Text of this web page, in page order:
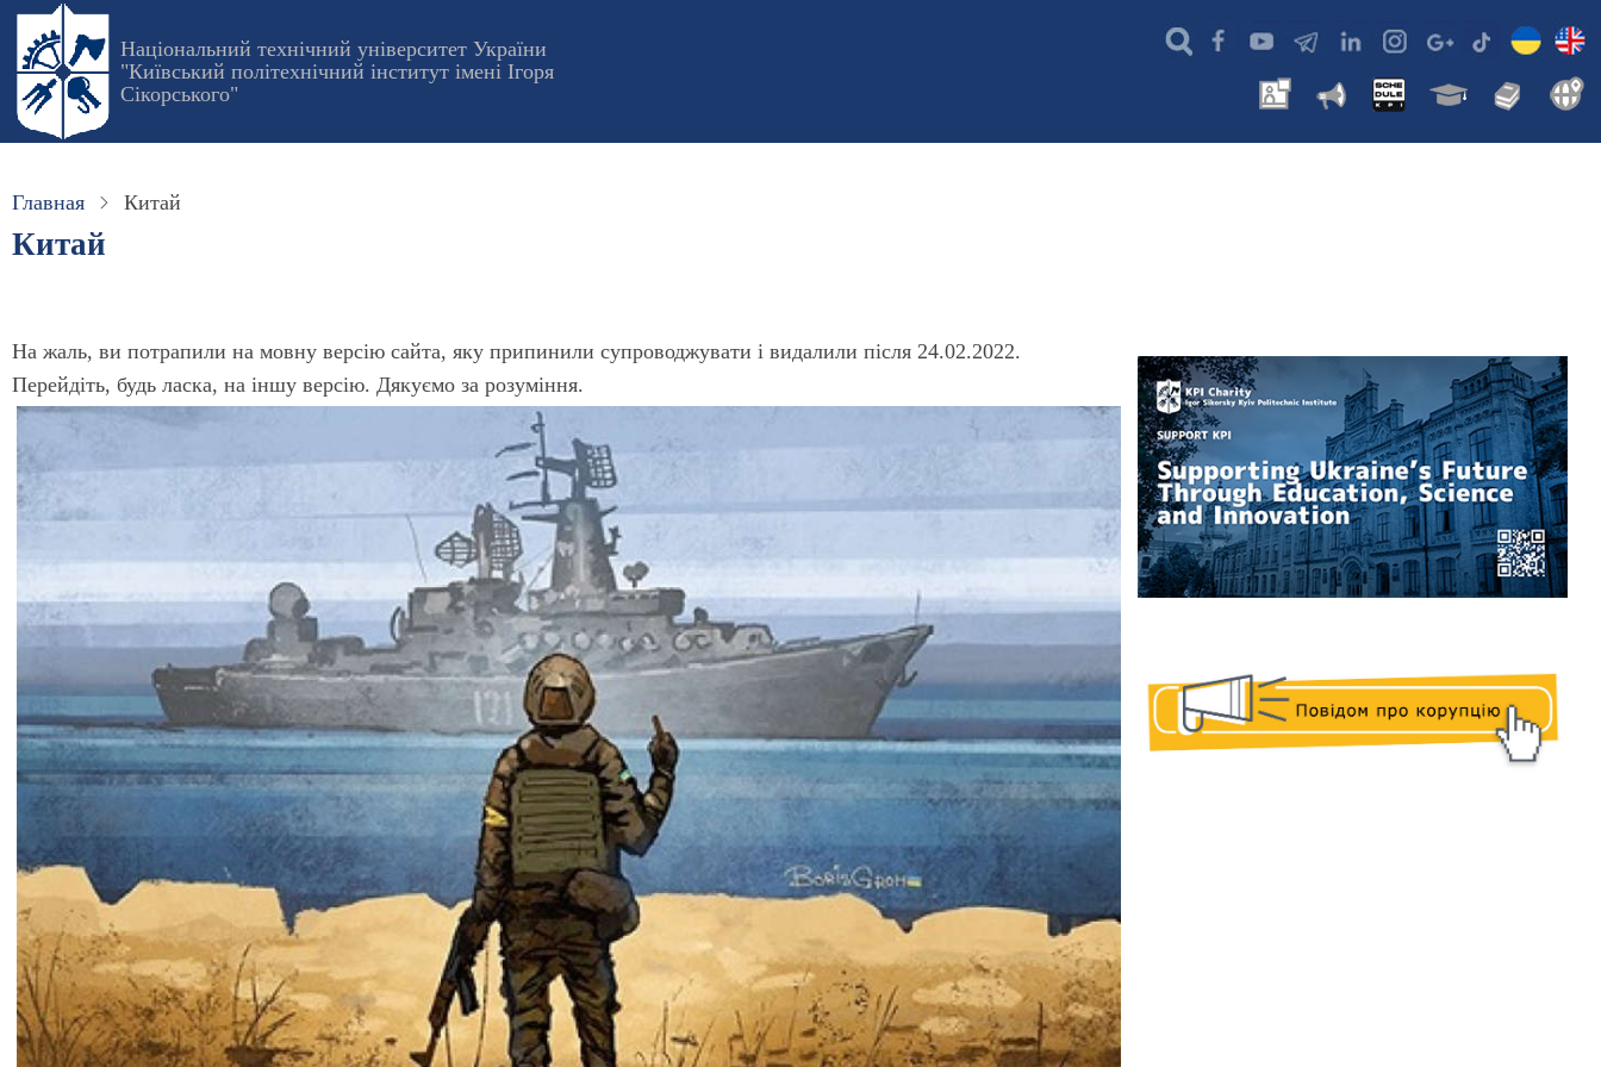
Перейти
основному
содержанию
Національний технічний університет України
"Київський політехнічний інститут імені Ігоря
Сікорського"
Главная Китай
Китай
На жаль, ви потрапили на мовну версію сайта, яку припинили супроводжувати і видалили після 24.02.2022.
Перейдіть, будь ласка, на іншу версію. Дякуємо за розуміння.